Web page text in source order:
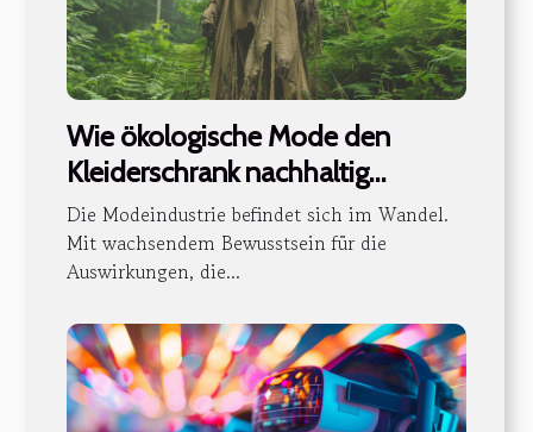
Wie ökologische Mode den
Kleiderschrank nachhaltig
verändert
Die Modeindustrie befindet sich im Wandel.
Mit wachsendem Bewusstsein für die
Auswirkungen, die...